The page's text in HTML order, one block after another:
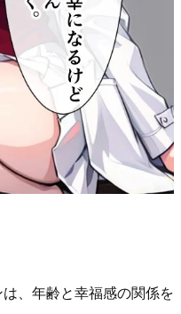
、年齢と幸福感の関係を